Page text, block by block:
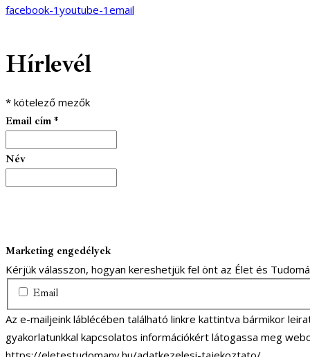
facebook-1 youtube-1 email
Hírlevél
* kötelező mezők
Email cím *
Név
Marketing engedélyek
Kérjük válasszon, hogyan kereshetjük fel önt az Élet és
Email
Az e-mailjeink láblécében található linkre kattintva bármikor
gyakorlatunkkal kapcsolatos információkért látogassa meg